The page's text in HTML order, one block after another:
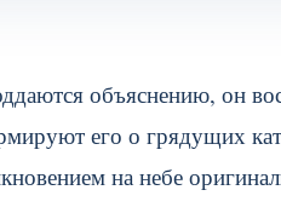
объяснению, он
его о грядущих
на небе